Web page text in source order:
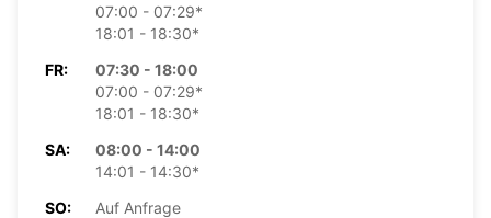
07:00 - 07:29*
18:01 - 18:30*
FR:
07:30 - 18:00
07:00 - 07:29*
18:01 - 18:30*
SA:
08:00 - 14:00
14:01 - 14:30*
SO:
Auf Anfrage